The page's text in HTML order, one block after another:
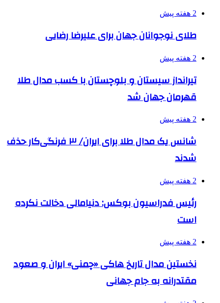
2 هفته پیش
طلای نوجوانان جهان برای علیرضا رضایی
2 هفته پیش
تیرانداز سیستان و بلوچستان با کسب مدال طلا
قهرمان جهان شد
2 هفته پیش
شانس یک مدال طلا برای ایران/ ۳ فرنگی‌کار حذف
شدند
2 هفته پیش
رئیس فدراسیون بوکس: دنیامالی دخالت نکرده
است
2 هفته پیش
نخستین مدال تاریخ هاکی «چمنی» ایران و صعود
مقتدرانه به جام جهانی